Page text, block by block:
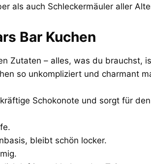
als auch Schleckermäuler aller
Bar Kuchen
Zutaten – alles, was du brauchst,
so unkompliziert und charmant
Schokonote und sorgt für den
bleibt schön locker.